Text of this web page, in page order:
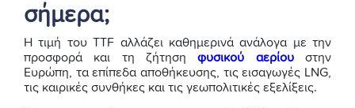
σήμερα;
Η τιμή του TTF αλλάζει καθημερινά ανάλογα με την
προσφορά και τη ζήτησηφυσικού αερίουστην
Ευρώπη, τα επίπεδα αποθήκευσης, τις εισαγωγές LNG,
τις καιρικές συνθήκες και τις γεωπολιτικές εξελίξεις.